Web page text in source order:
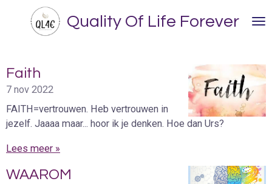
direct
hoofdinhoud
Quality Of Life Forever
Faith
7 nov 2022
FAITH=vertrouwen. Heb vertrouwen in
jezelf. Jaaaa maar... hoor ik je denken. Hoe dan Urs?
Lees meer »
WAAROM